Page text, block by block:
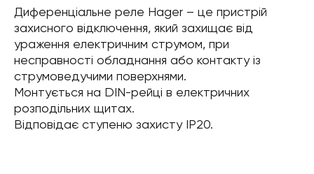
Диференціальне реле Hager – це пристрій
захисного відключення, який захищає від
ураження електричним струмом, при
несправності обладнання або контакту із
струмоведучими поверхнями.
Монтується на DIN-рейці в електричних
розподільних щитах.
Відповідає ступеню захисту IP20.